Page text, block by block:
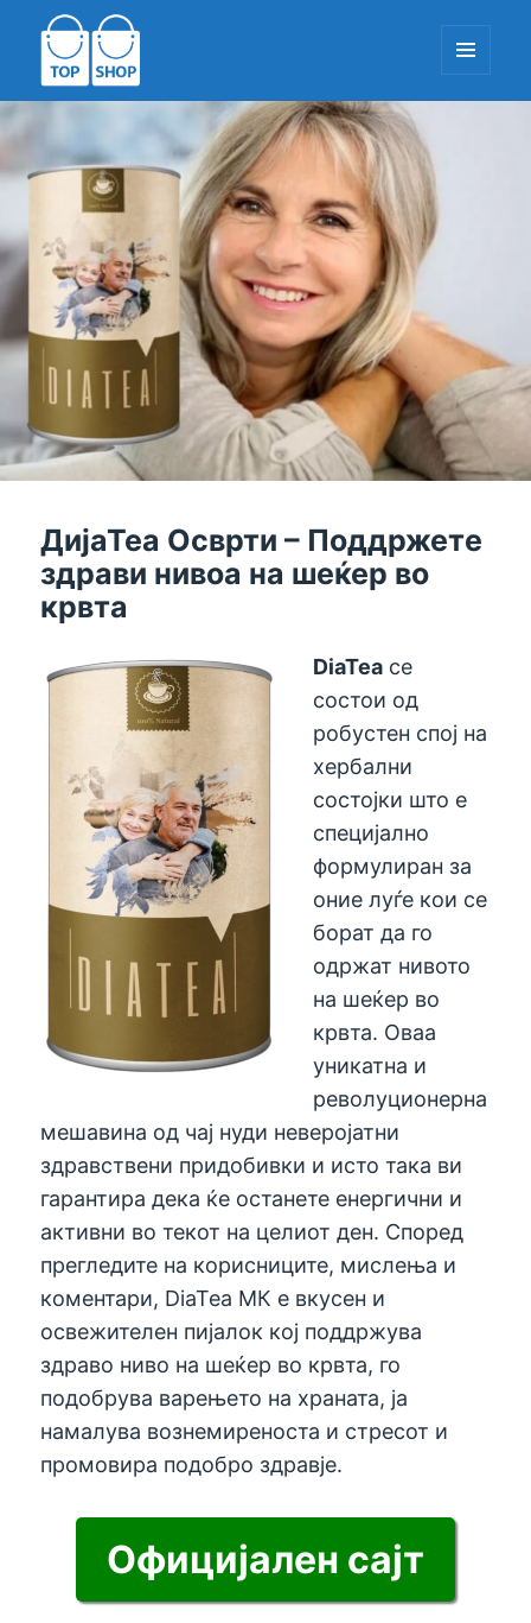
TopShop-EU.com
И
ДијаТеа Осврти – Поддржете
здрави нивоа на шеќер во
крвта
DiaTea се
состои од
робустен спој на
хербални
состојки што е
специјално
формулиран за
оние луѓе кои се
борат да го
одржат нивото
на шеќер во
крвта. Оваа
уникатна и
револуционерна
мешавина од чај нуди неверојатни
здравствени придобивки и исто така ви
гарантира дека ќе останете енергични и
активни во текот на целиот ден. Според
прегледите на корисниците, мислења и
коментари, DiaTea МК е вкусен и
освежителен пијалок кој поддржува
здраво ниво на шеќер во крвта, го
подобрува варењето на храната, ја
намалува вознемиреноста и стресот и
промовира подобро здравје.
Официјален сајт